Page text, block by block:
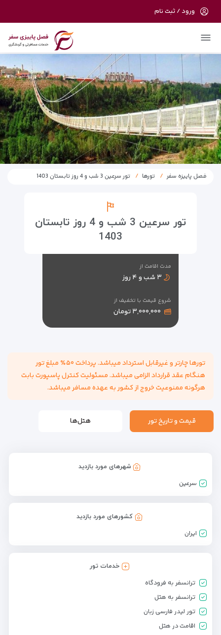
ورود / ثبت نام
در حال حاضر ارتباط با سرور قطع می باشد
لطفا دقایقی بعد مجددا تلاش کنید.
فصل پاییزه سفر تورها تور سرعین 3 شب و 4 روز تابستان 1403
تور سرعین 3 شب و 4 روز تابستان
1403
مدت اقامت از
۳ شب و ۴ روز
شروع قیمت با تخفیف از
۳,۰۰۰,۰۰۰ تومان
تورها چارتر و غیرقابل استرداد میباشد. پرداخت ۵۰٪ مبلغ تور
هنگام عقد قرارداد الزامی میباشد. مسئولیت کنترل پاسپورت بابت
هرگونه ممنوعیت خروج از کشور به عهده مسافر میباشد.
قیمت و تاریخ تور هتل‌ها
شهرهای مورد بازدید
سرعین
کشورهای مورد بازدید
ایران
خدمات تور
ترانسفر به فرودگاه
ترانسفر به هتل
تور لیدر فارسی زبان
اقامت در هتل